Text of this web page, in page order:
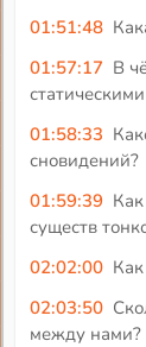
01:51:48
01:57:17 В
01:58:33
сновидений?
01:59:39
существ
02:02:00
02:03:50
между нами?